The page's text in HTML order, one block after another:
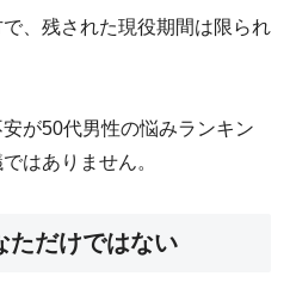
、残された現役期間は限られ
が50代男性の悩みランキン
はありません。
ただけではない